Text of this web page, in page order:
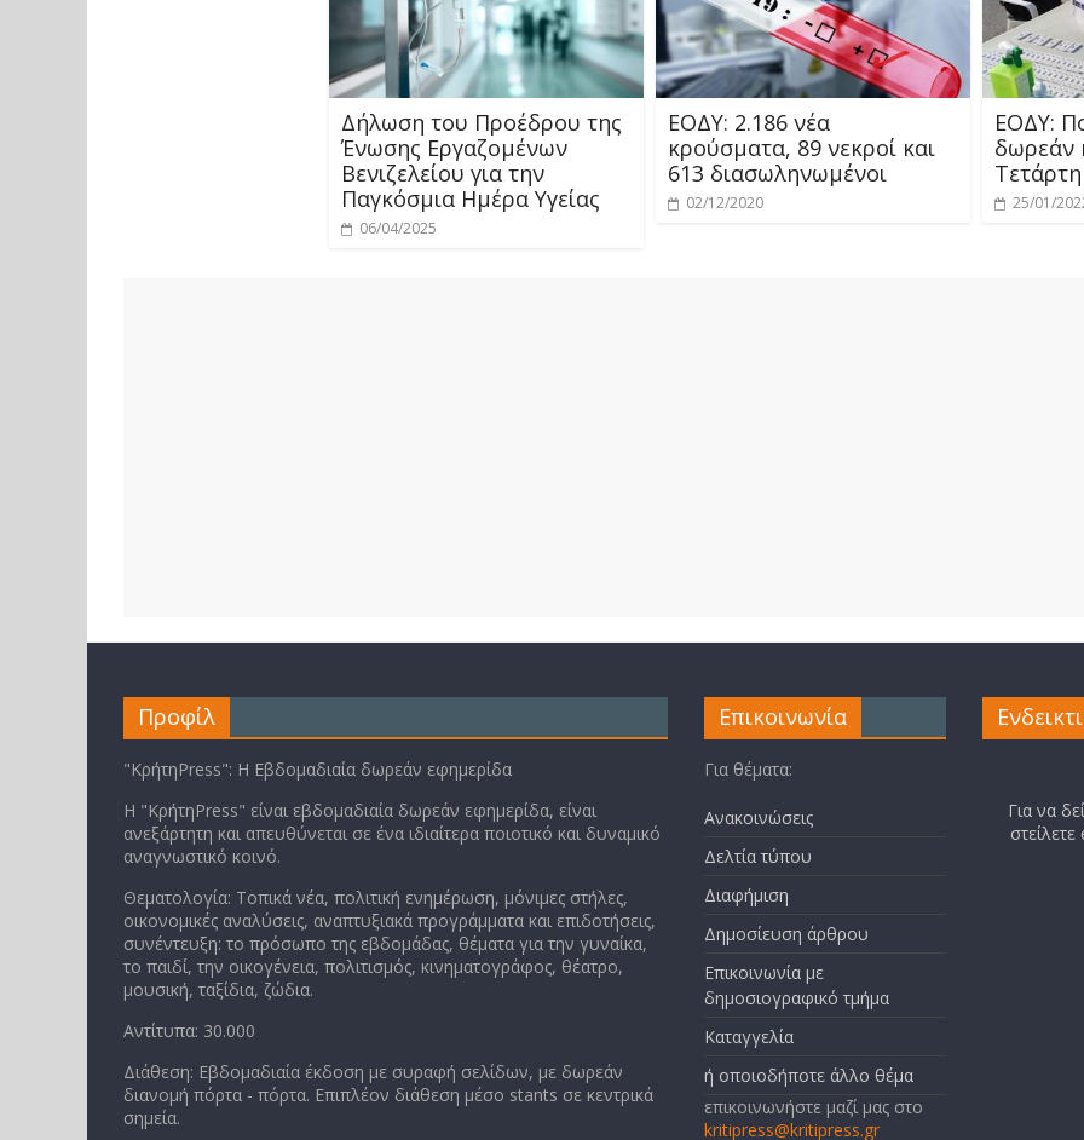
Δήλωση του Προέδρου της
Ένωσης Εργαζομένων
Βενιζελείου για την
Παγκόσμια Ημέρα Υγείας
06/04/2025
ΕΟΔΥ: 2.186 νέα
κρούσματα, 89 νεκροί και
613 διασωληνωμένοι
02/12/2020
ΕΟΔΥ:
δωρεάν
25/01/
Προφίλ
"ΚρήτηPress": Η Εβδομαδιαία δωρεάν εφημερίδα
Η "ΚρήτηPress" είναι εβδομαδιαία δωρεάν εφημερίδα, είναι
ανεξάρτητη και απευθύνεται σε ένα ιδιαίτερα ποιοτικό και δυναμικό
αναγνωστικό κοινό.
Θεματολογία: Τοπικά νέα, πολιτική ενημέρωση, μόνιμες στήλες,
οικονομικές αναλύσεις, αναπτυξιακά προγράμματα και επιδοτήσεις,
συνέντευξη: το πρόσωπο της εβδομάδας, θέματα για την γυναίκα,
το παιδί, την οικογένεια, πολιτισμός, κινηματογράφος, θέατρο,
μουσική, ταξίδια, ζώδια.
Αντίτυπα: 30.000
Διάθεση: Εβδομαδιαία έκδοση με συραφή σελίδων, με δωρεάν
διανομή πόρτα - πόρτα. Επιπλέον διάθεση μέσο stants σε κεντρικά
σημεία.
Επικοινωνία
Για θέματα:
Ανακοινώσεις
Δελτία τύπου
Διαφήμιση
Δημοσίευση άρθρου
Επικοινωνία με
δημοσιογραφικό τμήμα
Καταγγελία
ή οποιοδήποτε άλλο θέμα
επικοινωνήστε μαζί μας στο
kritipress@kritipress.gr
Για να